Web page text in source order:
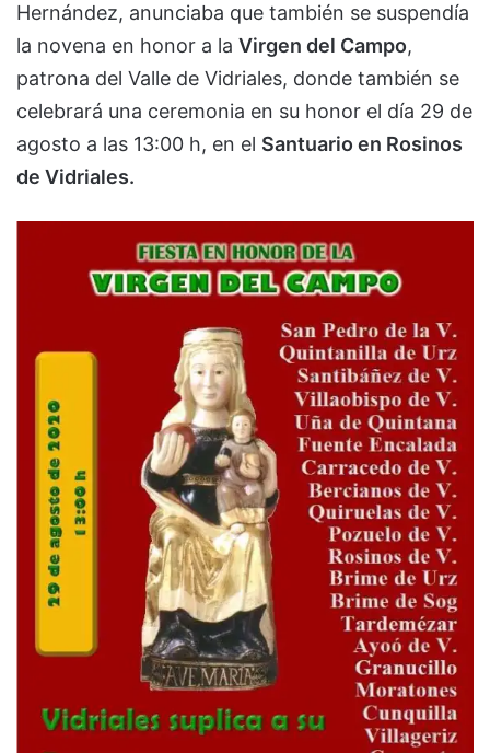
Hernández, anunciaba que también se suspendía
la novena en honor a la Virgen del Campo,
patrona del Valle de Vidriales, donde también se
celebrará una ceremonia en su honor el día 29 de
agosto a las 13:00 h, en el Santuario en Rosinos
de Vidriales.